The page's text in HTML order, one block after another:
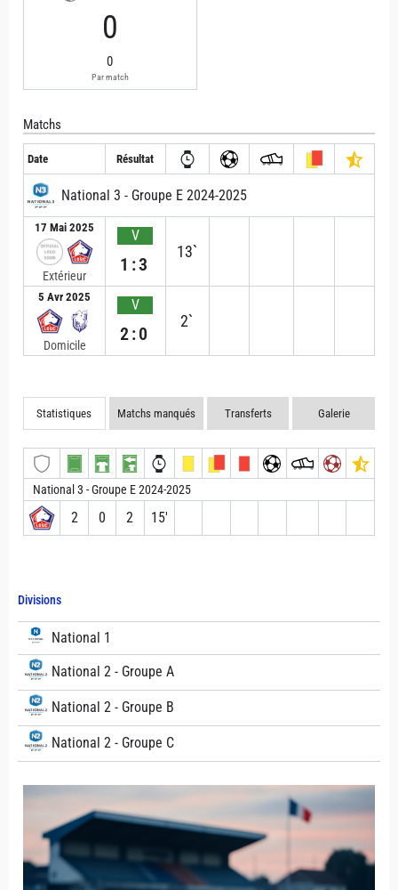
Divisions
National 1
National 2 - Groupe A
National 2 - Groupe B
National 2 - Groupe C
0
0
Par match
Matchs
Date Résultat
National 3 - Groupe E 2024-2025
17 Mai 2025
Extérieur
V
1:3
13`
5 Avr 2025
Domicile
V
2:0
2`
Statistiques Matchs manqués Transferts Galerie
National 3 - Groupe E 2024-2025
2 0 2 15′